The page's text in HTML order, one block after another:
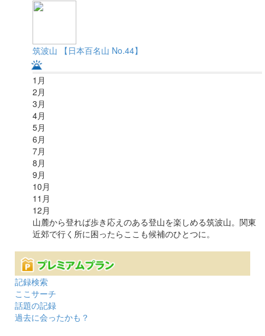
筑波山 【日本百名山 No.44】
1 月
2月
3月
4月
5月
6月
7月
8月
9月
10月
11 月
12月
山麓から登れば歩き応えのある登山を楽しめる筑波山。関東
近郊で行く所に困ったらここも候補のひとつに。
記録検索
ここサーチ
話題の記録
過去に会ったかも？